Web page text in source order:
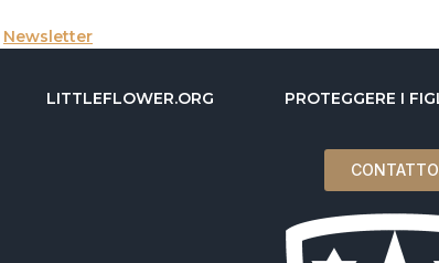
Newsletter
LITTLEFLOWER.ORG PROTEGGERE I
CONTATTO